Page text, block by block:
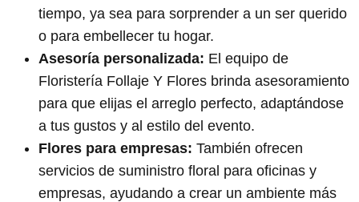
tiempo, ya sea para sorprender a un ser querido
o para embellecer tu hogar.
Asesoría personalizada: El equipo de
Floristería Follaje Y Flores brinda asesoramiento
para que elijas el arreglo perfecto, adaptándose
a tus gustos y al estilo del evento.
Flores para empresas: También ofrecen
servicios de suministro floral para oficinas y
empresas, ayudando a crear un ambiente más